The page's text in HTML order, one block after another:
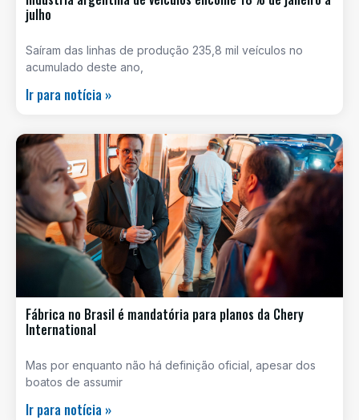
julho
Saíram das linhas de produção 235,8 mil veículos no
acumulado deste ano,
Ir para notícia »
Fábrica no Brasil é mandatória para planos da Chery
International
Mas por enquanto não há definição oficial, apesar dos
boatos de assumir
Ir para notícia »